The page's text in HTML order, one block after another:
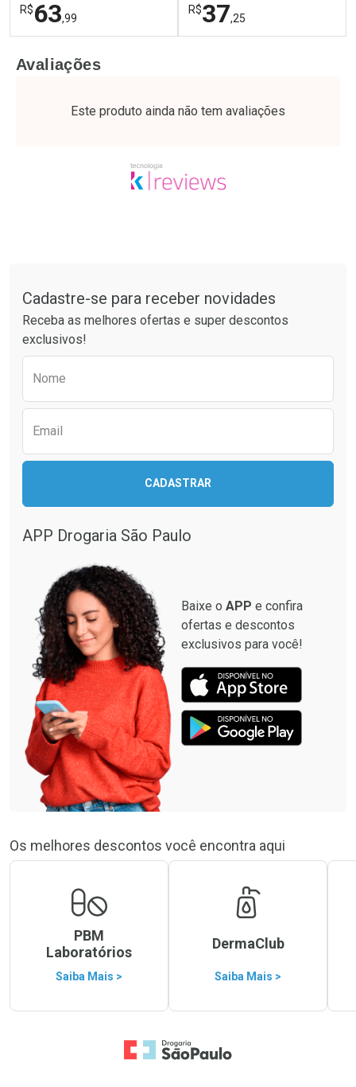
R$63,99
Laboratório
Ativar Desconto
Comprar sem Desconto
Por Menos
Comprar sem Desconto
Por R$ 63,99/cada
R$37,25
Laboratório
Ativar Desconto
Comprar sem Desconto
Por Menos
Comprar sem Desconto
Avaliações
Este produto ainda não tem avaliações
Cadastre-se para receber novidades
Receba as melhores ofertas e super descontos
exclusivos!
Nome
Email
CADASTRAR
APP Drogaria São Paulo
Baixe o APP e confira
ofertas e descontos
exclusivos para você!
Os melhores descontos você encontra aqui
PBM
Laboratórios
Saiba Mais >
DermaClub
Saiba Mais >
Ir para a Home